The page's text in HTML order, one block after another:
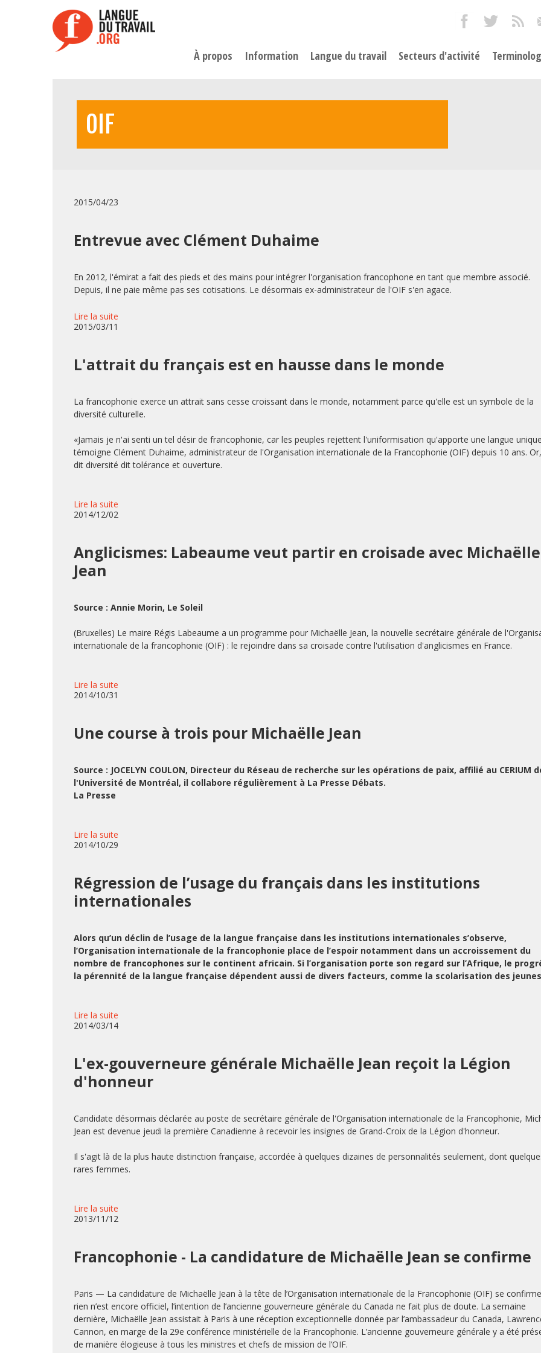
À propos Information Langue du travail Secteurs d'activité
OIF
2015/04/23
Entrevue avec Clément Duhaime
En 2012, l'émirat a fait des pieds et des mains pour intégrer l'organisation francophone en tant que membre associé.
Depuis, il ne paie même pas ses cotisations. Le désormais ex-administrateur de l'OIF s'en agace.
Lire la suite
2015/03/11
L'attrait du français est en hausse dans le monde
La francophonie exerce un attrait sans cesse croissant dans le monde, notamment parce qu'elle est un symbole de la
diversité culturelle.
«Jamais je n'ai senti un tel désir de francophonie, car les peuples rejettent l'uniformisation qu'apporte une langue
témoigne Clément Duhaime, administrateur de l'Organisation internationale de la Francophonie (OIF) depuis 10 ans.
dit diversité dit tolérance et ouverture.
Lire la suite
2014/12/02
Anglicismes: Labeaume veut partir en croisade avec Michaëlle
Jean
Source : Annie Morin, Le Soleil
(Bruxelles) Le maire Régis Labeaume a un programme pour Michaëlle Jean, la nouvelle secrétaire générale de
internationale de la francophonie (OIF) : le rejoindre dans sa croisade contre l'utilisation d'anglicismes en France.
Lire la suite
2014/10/31
Une course à trois pour Michaëlle Jean
Source : JOCELYN COULON, Directeur du Réseau de recherche sur les opérations de paix, affilié au CERIUM
l'Université de Montréal, il collabore régulièrement à La Presse Débats.
La Presse
Lire la suite
2014/10/29
Régression de l’usage du français dans les institutions
internationales
Alors qu’un déclin de l’usage de la langue française dans les institutions internationales s’observe,
l’Organisation internationale de la francophonie place de l’espoir notamment dans un accroissement du
nombre de francophones sur le continent africain. Si l’organisation porte son regard sur l’Afrique, le
la pérennité de la langue française dépendent aussi de divers facteurs, comme la scolarisation des
Lire la suite
2014/03/14
L'ex-gouverneure générale Michaëlle Jean reçoit la Légion
d'honneur
Candidate désormais déclarée au poste de secrétaire générale de l'Organisation internationale de la Francophonie,
Jean est devenue jeudi la première Canadienne à recevoir les insignes de Grand-Croix de la Légion d'honneur.
Il s'agit là de la plus haute distinction française, accordée à quelques dizaines de personnalités seulement, dont
rares femmes.
Lire la suite
2013/11/12
Francophonie - La candidature de Michaëlle Jean se confirme
Paris — La candidature de Michaëlle Jean à la tête de l’Organisation internationale de la Francophonie (OIF) se
rien n’est encore officiel, l’intention de l’ancienne gouverneure générale du Canada ne fait plus de doute. La semaine
dernière, Michaëlle Jean assistait à Paris à une réception exceptionnelle donnée par l’ambassadeur du Canada,
Cannon, en marge de la 29e conférence ministérielle de la Francophonie. L’ancienne gouverneure générale y a été
de manière élogieuse à tous les ministres et chefs de mission de l’OIF.